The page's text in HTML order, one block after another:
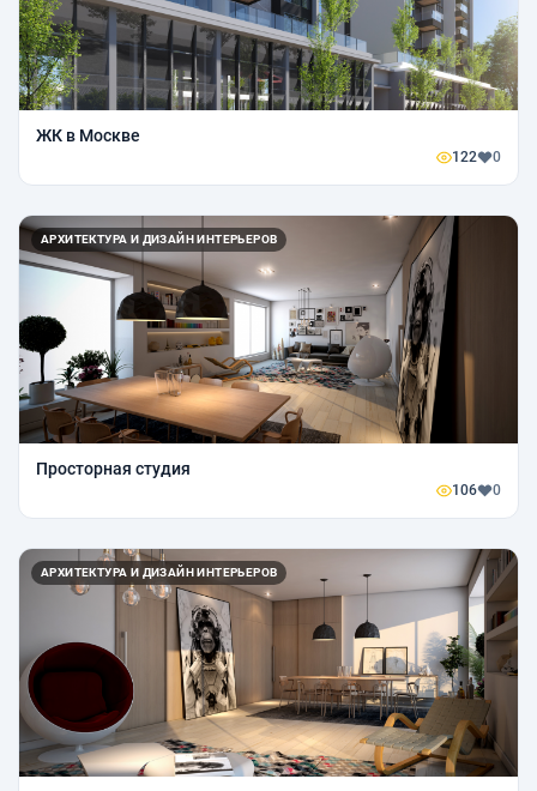
ЖК в Москве
122 0
АРХИТЕКТУРА И ДИЗАЙН ИНТЕРЬЕРОВ
Просторная студия
106 0
АРХИТЕКТУРА И ДИЗАЙН ИНТЕРЬЕРОВ